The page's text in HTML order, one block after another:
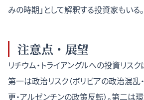
みの時期」として解釈する投資家もいる。
注意点・展望
リチウム・トライアングルへの投資リス
第一は政治リスク（ボリビアの政治混乱
更・アルゼンチンの政策反転）。第二は